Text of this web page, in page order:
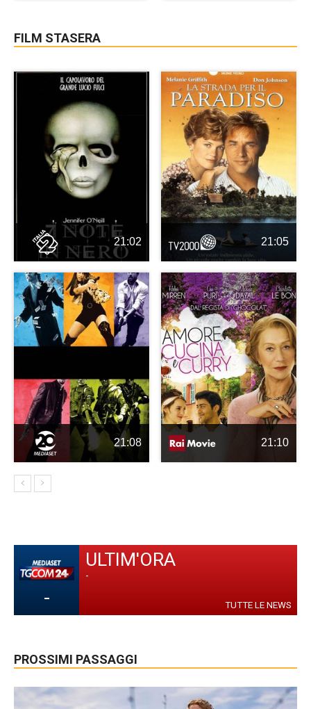
FILM STASERA
21:02 21:05
21:08 21:10
-
ULTIM'ORA
-
TUTTE LE NEWS
PROSSIMI PASSAGGI